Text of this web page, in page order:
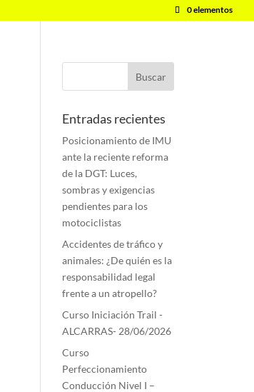
0 elementos
Entradas recientes
Posicionamiento de IMU
ante la reciente reforma
de la DGT: Luces,
sombras y exigencias
pendientes para los
motociclistas
Accidentes de tráfico y
animales: ¿De quién es la
responsabilidad legal
frente a un atropello?
Curso Iniciación Trail -
ALCARRAS- 28/06/2026
Curso
Perfeccionamiento
Conducción Nivel I –